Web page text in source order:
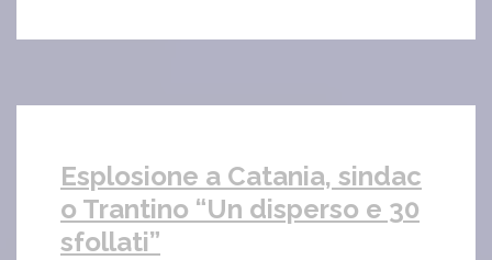
Esplosione a Catania, sindac
o Trantino “Un disperso e 30
sfollati”